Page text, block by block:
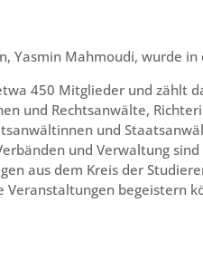
Yasmin Mahmoudi, wurde
450 Mitglieder und zählt
und Rechtsanwälte,
und
und Verwaltung
aus dem Kreis der
Veranstaltungen begeistern